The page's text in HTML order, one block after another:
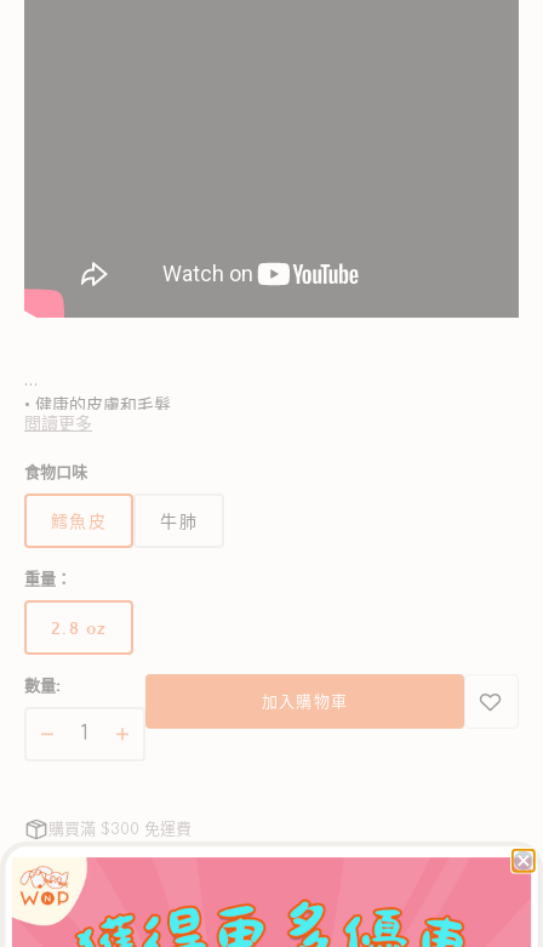
• 健康的皮膚和毛髮
• 豐富的 Omega-3 來源
• 風乾以保留營養和風味
• 非常適合作為高回報的訓練零食！
閲讀更多
食物口味
鱈魚皮 牛肺
重量：
2.8 oz
版
完
法
使
用
數量:
100%
蛋
白
-
野
100%
蛋
野
加入購物車
購買滿 $300 免運費
自行選擇配送日期
毛孩家長精心挑選的商品